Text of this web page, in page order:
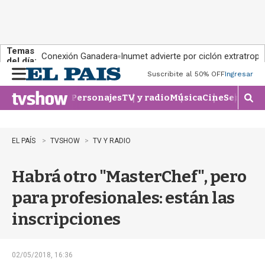
Temas
del día: Conexión Ganadera Inumet advierte por ciclón
n
u
Suscribite al 50% OFFIngresar
PersonajesTV y radioMúsicaCineSeries
M
o
EL PAÍS TVSHOW TV Y RADIO
Habrá otro "MasterChef", pero
para profesionales: están las
inscripciones
02/05/2018, 16:36